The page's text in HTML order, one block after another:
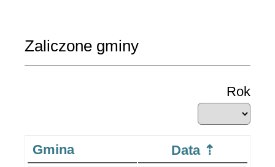
Zaliczone gminy
Rok
Gmina Data